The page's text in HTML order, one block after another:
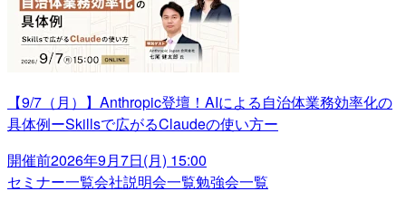
【9/7（月）】Anthropic登壇！AIによる自治体業務効率化の
具体例ーSkillsで広がるClaudeの使い方ー
開催前2026年9月7日(月) 15:00
セミナー一覧会社説明会一覧勉強会一覧